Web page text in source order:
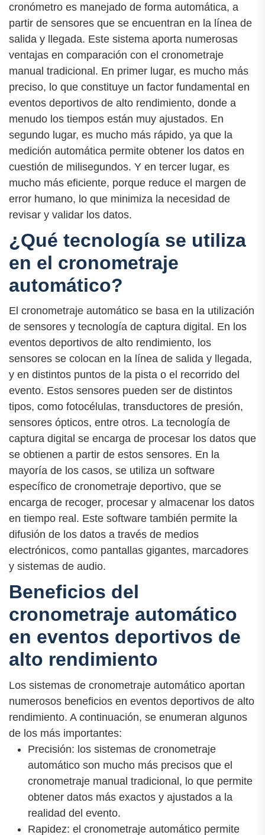
cronómetro es manejado de forma automática, a
partir de sensores que se encuentran en la línea de
salida y llegada. Este sistema aporta numerosas
ventajas en comparación con el cronometraje
manual tradicional. En primer lugar, es mucho más
preciso, lo que constituye un factor fundamental en
eventos deportivos de alto rendimiento, donde a
menudo los tiempos están muy ajustados. En
segundo lugar, es mucho más rápido, ya que la
medición automática permite obtener los datos en
cuestión de milisegundos. Y en tercer lugar, es
mucho más eficiente, porque reduce el margen de
error humano, lo que minimiza la necesidad de
revisar y validar los datos.
¿Qué tecnología se utiliza
en el cronometraje
automático?
El cronometraje automático se basa en la utilización
de sensores y tecnología de captura digital. En los
eventos deportivos de alto rendimiento, los
sensores se colocan en la línea de salida y llegada,
y en distintos puntos de la pista o el recorrido del
evento. Estos sensores pueden ser de distintos
tipos, como fotocélulas, transductores de presión,
sensores ópticos, entre otros. La tecnología de
captura digital se encarga de procesar los datos que
se obtienen a partir de estos sensores. En la
mayoría de los casos, se utiliza un software
específico de cronometraje deportivo, que se
encarga de recoger, procesar y almacenar los datos
en tiempo real. Este software también permite la
difusión de los datos a través de medios
electrónicos, como pantallas gigantes, marcadores
y sistemas de audio.
Beneficios del
cronometraje automático
en eventos deportivos de
alto rendimiento
Los sistemas de cronometraje automático aportan
numerosos beneficios en eventos deportivos de alto
rendimiento. A continuación, se enumeran algunos
de los más importantes:
Precisión: los sistemas de cronometraje
automático son mucho más precisos que el
cronometraje manual tradicional, lo que permite
obtener datos más exactos y ajustados a la
realidad del evento.
Rapidez: el cronometraje automático permite